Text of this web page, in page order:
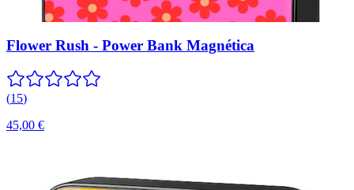
Flower Rush - Power Bank Magnética
(15)
45,00 €